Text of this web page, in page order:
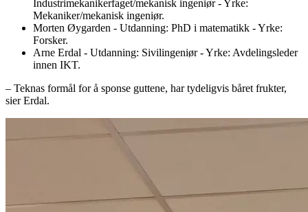
Industrimekanikerfaget/mekanisk ingeniør - Yrke:
Mekaniker/mekanisk ingeniør.
Morten Øygarden - Utdanning: PhD i matematikk - Yrke:
Forsker.
Arne Erdal - Utdanning: Sivilingeniør - Yrke: Avdelingsleder
innen IKT.
– Teknas formål for å sponse guttene, har tydeligvis båret frukter,
sier Erdal.